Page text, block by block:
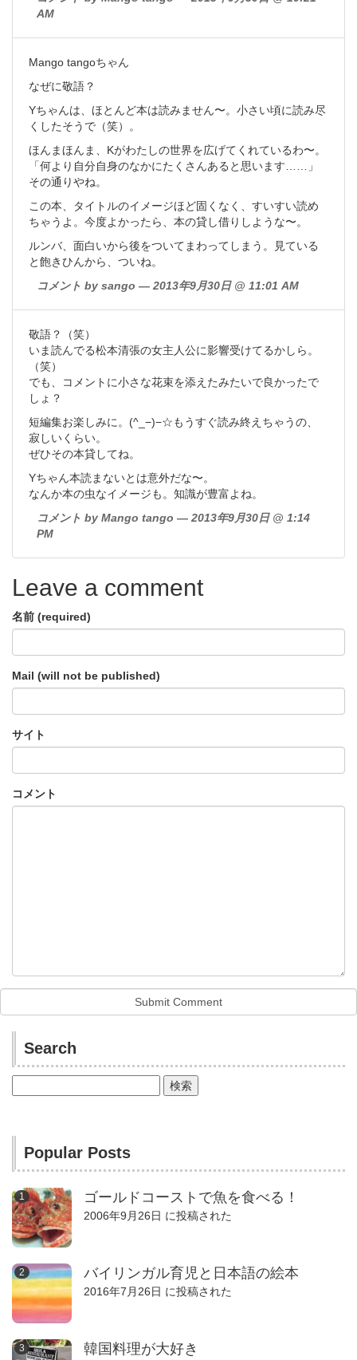
AM
Mango tangoちゃん
なぜに敬語？
Yちゃんは、ほとんど本は読みません〜。小さい頃に読み尽
くしたそうで（笑）。
ほんまほんま、Kがわたしの世界を広げてくれているわ〜。
「何より自分自身のなかにたくさんあると思います……」
その通りやね。
この本、タイトルのイメージほど固くなく、すいすい読め
ちゃうよ。今度よかったら、本の貸し借りしような〜。
ルンバ、面白いから後をついてまわってしまう。見ている
と飽きひんから、ついね。
コメント by sango — 2013年9月30日 @ 11:01 AM
敬語？（笑）
いま読んでる松本清張の女主人公に影響受けてるかしら。
（笑）
でも、コメントに小さな花束を添えたみたいで良かったで
しょ？
短編集お楽しみに。(^_−)−☆もうすぐ読み終えちゃうの、
寂しいくらい。
ぜひその本貸してね。
Yちゃん本読まないとは意外だな〜。
なんか本の虫なイメージも。知識が豊富よね。
コメント by Mango tango — 2013年9月30日 @ 1:14
PM
Leave a comment
名前 (required)
Mail (will not be published)
サイト
コメント
Search
索:
Popular Posts
ゴールドコーストで魚を食べる！
2006年9月26日 に投稿された
バイリンガル育児と日本語の絵本
2016年7月26日 に投稿された
韓国料理が大好き